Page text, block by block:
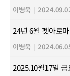
이병욱 |
24년 6월 펫아로
이병욱 |
2025.10월17일